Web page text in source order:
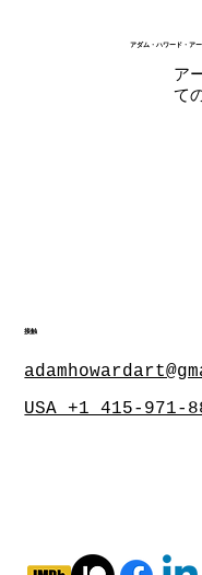
アダム・ハワード・アー
ア
て
接触
USA +1 415-971-